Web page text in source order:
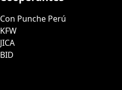
Con Punche Perú
KFW
JICA
BID